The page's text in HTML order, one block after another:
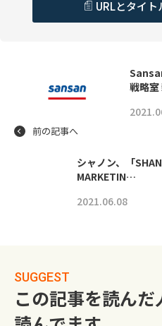
URLとタイ
戦略
前の記事へ
シャノン、「
MARKETIN…
2021.06.08
SUGGEST
この記事を読ん